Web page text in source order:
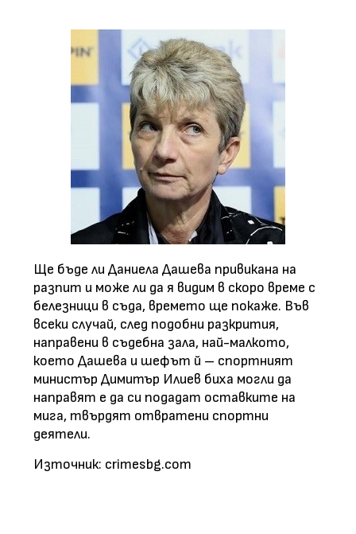
Ще бъде ли Даниела Дашева привикана на
разпит и може ли да я видим в скоро време с
белезници в съда, времето ще покаже. Във
всеки случай, след подобни разкрития,
направени в съдебна зала, най-малкото,
което Дашева и шефът й – спортният
министър Димитър Илиев биха могли да
направят е да си подадат оставките на
мига, твърдят отвратени спортни
деятели.
Източник: crimesbg.com